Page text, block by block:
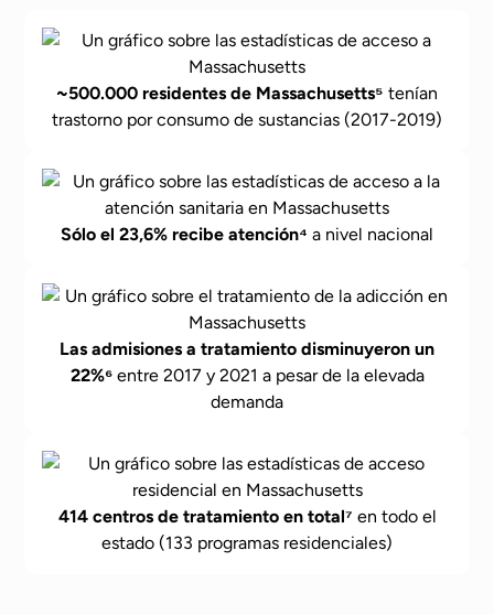
~500.000 residentes de Massachusetts⁵ tenían
trastorno por consumo de sustancias (2017-2019)
Sólo el 23,6% recibe atención⁴ a nivel nacional
Las admisiones a tratamiento disminuyeron un
22%⁶entre 2017 y 2021 a pesar de la elevada
demanda
414 centros de tratamiento en total⁷ en todo el
estado (133 programas residenciales)